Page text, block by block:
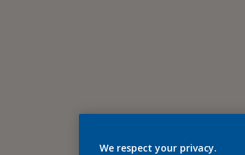
We respect your privacy.